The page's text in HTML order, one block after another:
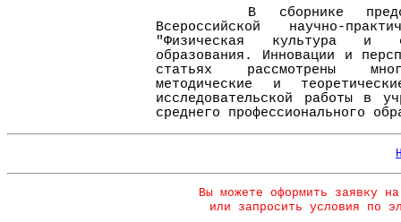
В сборнике
Всероссийской научно-
"Физическая культура и
образования. Инновации и
статьях рассмотрены
методические и
исследовательской работы в
среднего профессионального
Вы можете оформить заявку
или запросить условия по